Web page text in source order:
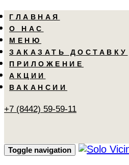
Skip
links
Skip
to
primary
navigation
Skip
to
content
ГЛАВНАЯ
О НАС
МЕНЮ
ЗАКАЗАТЬ ДОСТАВКУ
ПРИЛОЖЕНИЕ
АКЦИИ
ВАКАНСИИ
+7 (8442) 59-59-11
Toggle navigation